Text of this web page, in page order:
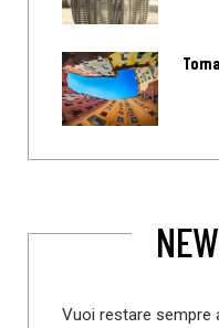
Vuoi restare sempre